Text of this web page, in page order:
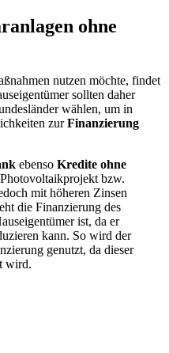
ohne
nutzen möchte, findet
sollten daher
wählen, um in
zurFinanzierung
ebenso Kredite ohne
bzw.
mit höheren Zinsen
die Finanzierung des
ist, da er
kann. So wird der
genutzt, da dieser
wird.